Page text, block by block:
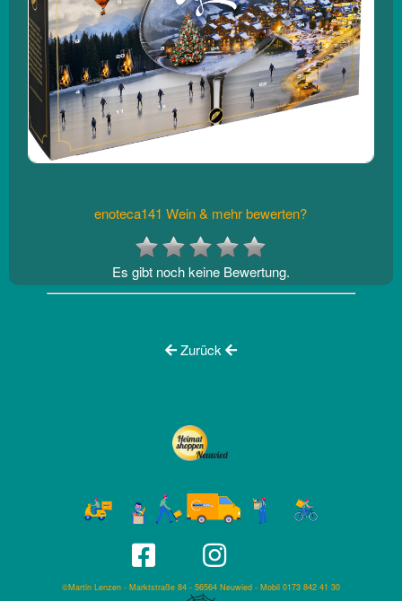
enoteca141 Wein & mehr bewerten?
Es gibt noch keine Bewertung.
Zurück
©Martin Lenzen - Marktstraße 84 - 56564 Neuwied - Mobil 0173 842 41 30